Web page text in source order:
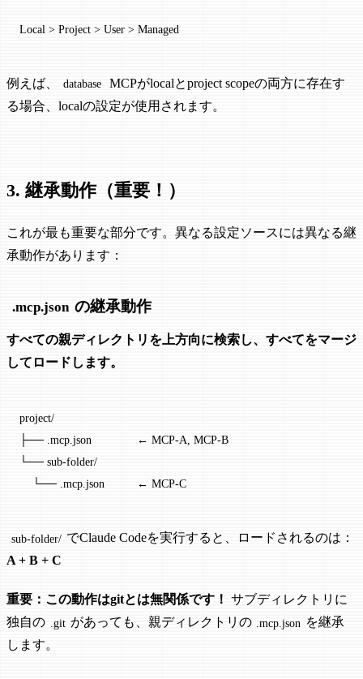
Local > Project > User > Managed
例えば、 database
MCPがlocalとproject scopeの両方に存在す
る場合、localの設定が使用されます。
3. 継承動作（重要！）
これが最も重要な部分です。異なる設定ソースには異なる継
承動作があります：
.mcp.json の継承動作
すべての親ディレクトリを上方向に検索し、すべてをマージ
してロードします。
project/
├── .mcp.json              ← MCP-A, MCP-B
└── sub-folder/
    └── .mcp.json          ← MCP-C
sub-folder/ でClaude Codeを実行すると、ロードされるのは：
A + B + C
重要：この動作はgitとは無関係です！ サブディレクトリに
独自の
.git があっても、親ディレクトリの .mcp.json を継承
します。